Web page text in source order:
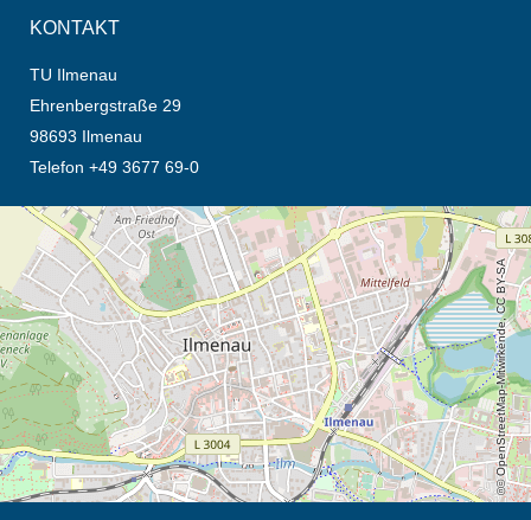
KONTAKT
TU Ilmenau
Ehrenbergstraße 29
98693 Ilmenau
Telefon +49 3677 69-0
Öffnet die Anfahrtsbeschreibung in neuem Tab (Karte)
© OpenStreetMap-Mitwirkende, CC BY-SA